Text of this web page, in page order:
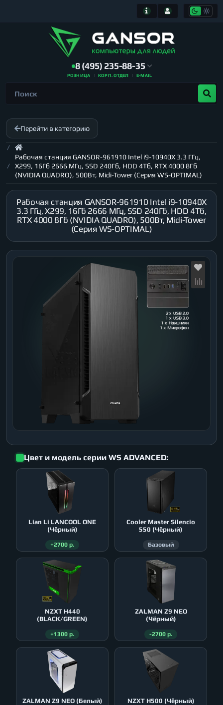
8 (495) 235-88-35
РОЗНИЦА КОРП. ОТДЕЛ E-MAIL
Перейти в категорию
Рабочая станция GANSOR-961910 Intel i9-10940X 3.3 ГГц,
X299, 16Гб 2666 МГц, SSD 240Гб, HDD 4Тб, RTX 4000 8Гб
(NVIDIA QUADRO), 500Вт, Midi-Tower (Серия WS-OPTIMAL)
Рабочая станция GANSOR-961910 Intel i9-10940X
3.3 ГГц, X299, 16Гб 2666 МГц, SSD 240Гб, HDD 4Тб,
RTX 4000 8Гб (NVIDIA QUADRO), 500Вт, Midi-Tower
(Серия WS-OPTIMAL)
Цвет и модель серии WS ADVANCED:
Lian Li LANCOOL ONE
(Чёрный)
+2700 р.
Cooler Master Silencio
550 (Чёрный)
Базовый
NZXT H440
(BLACK/GREEN)
+1300 р.
ZALMAN Z9 NEO
(Чёрный)
-2700 р.
ZALMAN Z9 NEO (Белый) NZXT H500 (Чёрный)